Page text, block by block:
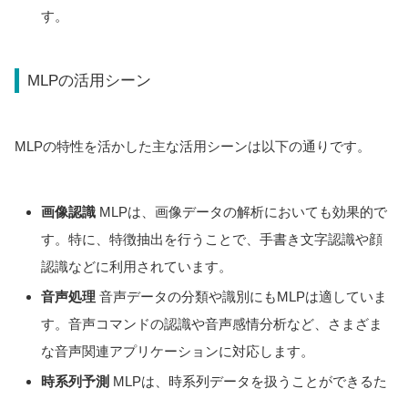
す。
MLPの活用シーン
MLPの特性を活かした主な活用シーンは以下の通りです。
画像認識 MLPは、画像データの解析においても効果的で
す。特に、特徴抽出を行うことで、手書き文字認識や顔
認識などに利用されています。
音声処理 音声データの分類や識別にもMLPは適していま
す。音声コマンドの認識や音声感情分析など、さまざま
な音声関連アプリケーションに対応します。
時系列予測 MLPは、時系列データを扱うことができるた